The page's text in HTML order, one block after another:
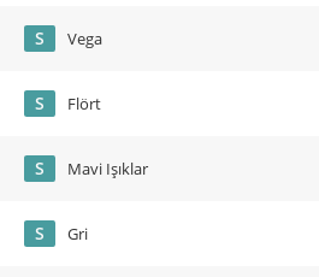
S Vega
S Flört
S Mavi Işıklar
S Gri